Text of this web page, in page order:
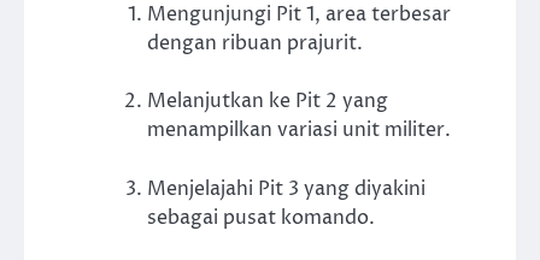
Mengunjungi Pit 1, area terbesar
dengan ribuan prajurit.
Melanjutkan ke Pit 2 yang
menampilkan variasi unit militer.
Menjelajahi Pit 3 yang diyakini
sebagai pusat komando.